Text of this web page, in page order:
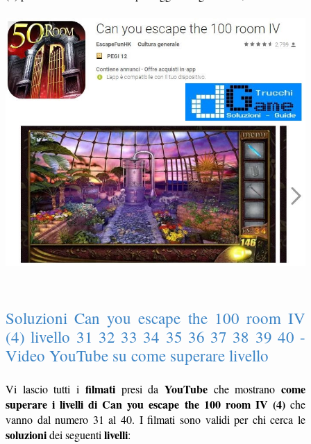
Soluzioni Can you escape the 100 room IV
(4) livello 31 32 33 34 35 36 37 38 39 40 -
Video YouTube su come superare livello
Vi lascio tutti i filmatipresi da YouTubeche mostranocome
superare i livelli di Can you escape the 100 room IV (4)che
vanno dal numero 31 al 40. I filmati sono validi per chi cerca le
soluzionidei seguentilivelli: